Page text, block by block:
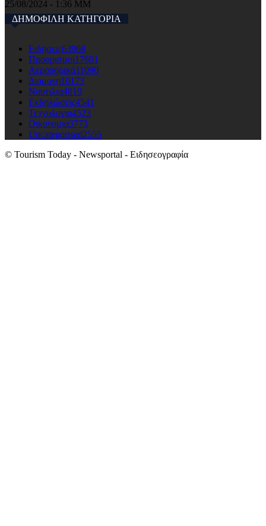
25/08/2024 - 1:36 ΜΜ
ΔΗΜΟΦΙΛΗ ΚΑΤΗΓΟΡΙΑ
Ειδησεις63968
Προορισμοι17601
Αεροπορικά11090
Διαμονη10173
Ναυτιλια4819
Εκδηλώσεις4541
Τεχνολογια4523
Οικονομια3773
Uncategorised2555
© Tourism Today - Newsportal - Ειδησεογραφία